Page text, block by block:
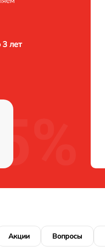
лет
Акции Вопросы